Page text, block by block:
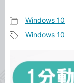
事
テ
Windows 10
タ
Windows 10